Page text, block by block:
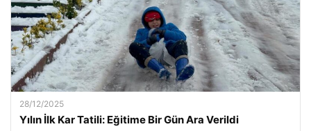
28/12/2025
Yılın İlk Kar Tatili: Eğitime Bir Gün Ara Verildi